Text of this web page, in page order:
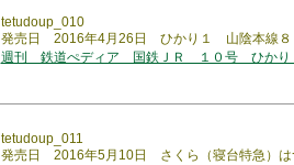
tetudoup_010
発売日 2016年4月26日 ひかり１ 山陰本線
週刊 鉄道ぺディア 国鉄ＪＲ １０号 ひか
tetudoup_011
発売日 2016年5月10日 さくら（寝台特急）は